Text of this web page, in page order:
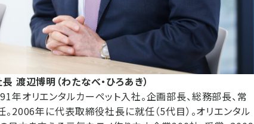
渡辺博明（わたなべ・ひろあき）
オリエンタルカーペット入社。企画部長、総務部長、常
2006年に代表取締役社長に就任（5代目）。オリエンタル